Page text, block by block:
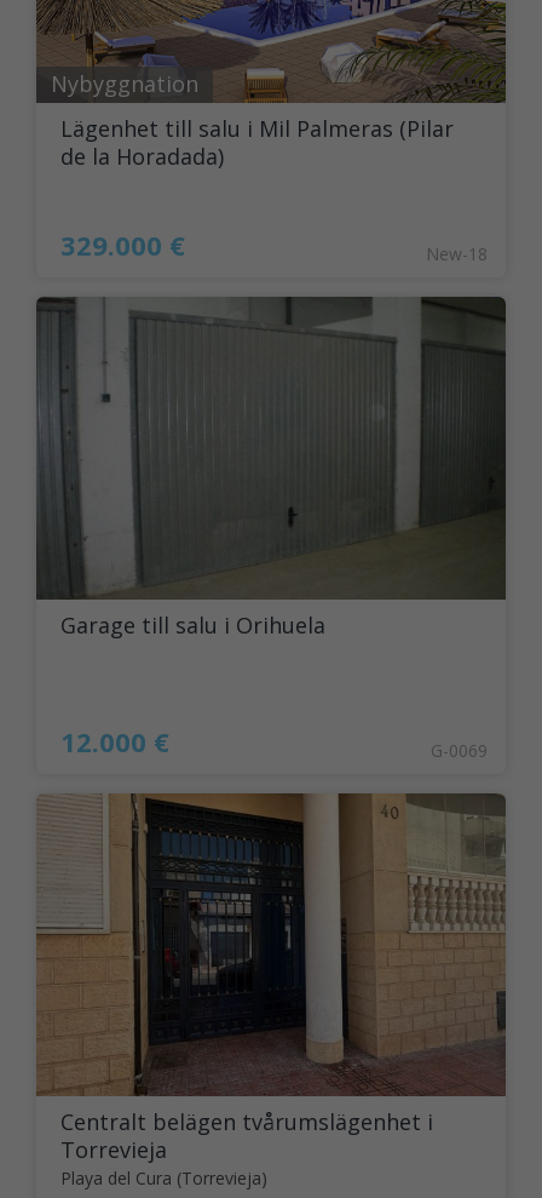
Nybyggnation
Lägenhet till salu i Mil Palmeras (Pilar
de la Horadada)
329.000 € New-18
Garage till salu i Orihuela
12.000 € G-0069
Centralt belägen tvårumslägenhet i
Torrevieja
Playa del Cura (Torrevieja)